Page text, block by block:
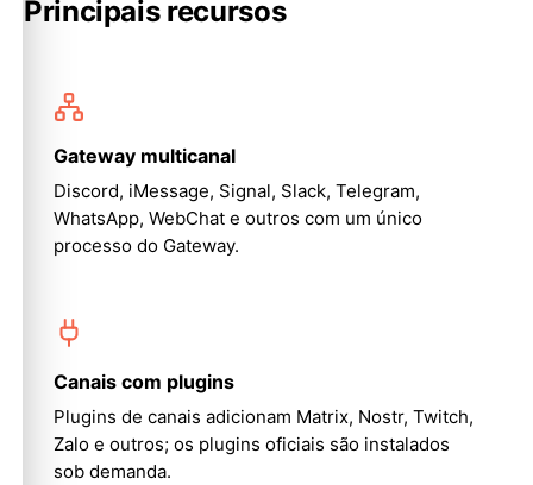
Principais recursos
Gateway multicanal
Discord, iMessage, Signal, Slack, Telegram,
WhatsApp, WebChat e outros com um único
processo do Gateway.
Canais com plugins
Plugins de canais adicionam Matrix, Nostr, Twitch,
Zalo e outros; os plugins oficiais são instalados
sob demanda.